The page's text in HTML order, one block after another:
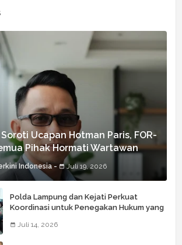
Ucapan Hotman Paris, FOR-
Pihak Hormati Wartawan
Indonesia Juli 19, 2026
Polda Lampung dan Kejati Perkuat
Koordinasi untuk Penegakan Hukum yang
Juli 14, 2026